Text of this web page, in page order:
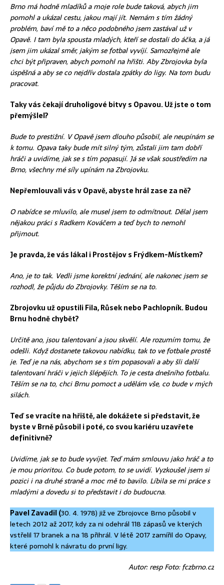
Brno má hodně mladíků a moje role bude taková, abych jim
pomohl a ukázal cestu, jakou mají jít. Nemám s tím žádný
problém, baví mě to a něco podobného jsem zastával už v
Opavě. I tam byla spousta mladých, kteří se dostali do áčka, a já
jsem jim ukázal směr, jakým se fotbal vyvíjí. Samozřejmě ale
chci být připraven, abych pomohl na hřišti. Aby Zbrojovka byla
úspěšná a aby se co nejdřív dostala zpátky do ligy. Na tom budu
pracovat.
Taky vás čekají druholigové bitvy s Opavou. Už jste o tom
přemýšlel?
Bude to prestižní. V Opavě jsem dlouho působil, ale neupínám se
k tomu. Opava taky bude mít silný tým, zůstali jim tam dobří
hráči a uvidíme, jak se s tím popasují. Já se však soustředím na
Brno, všechny mé síly upínám na Zbrojovku.
Nepřemlouvali vás v Opavě, abyste hrál zase za ně?
O nabídce se mluvilo, ale musel jsem to odmítnout. Dělal jsem
nějakou práci s Radkem Kováčem a teď bych to nemohl
přijmout.
Je pravda, že vás lákal i Prostějov s Frýdkem-Místkem?
Ano, je to tak. Vedli jsme korektní jednání, ale nakonec jsem se
rozhodl, že půjdu do Zbrojovky. Těším se na to.
Zbrojovku už opustili Fila,Růseknebo Pachlopník. Budou
Brnu hodně chybět?
Určitě ano, jsou talentovaní a jsou skvělí. Ale rozumím tomu, že
odešli. Když dostanete takovou nabídku, tak to ve fotbale prostě
je. Teď je na nás, abychom se s tím popasovali a aby šli další
talentovaní hráči v jejich šlépějích. To je cesta dnešního fotbalu.
Těším se na to, chci Brnu pomoct a udělám vše, co bude v mých
silách.
Teď se vracíte na hřiště, ale dokážete si představit, že
byste v Brně působil i poté, co svou kariéru uzavřete
definitivně?
Uvidíme, jak se to bude vyvíjet. Teď mám smlouvu jako hráč a to
je mou prioritou. Co bude potom, to se uvidí. Vyzkoušel jsem si
pozici i na druhé straně a moc mě to bavilo. Líbila se mi práce s
mladými a dovedu si to představit i do budoucna.
Pavel Zavadil (30. 4. 1978) již ve Zbrojovce Brno působil v
letech 2012 až 2017, kdy za ni odehrál 118 zápasů ve kterých
vstřelil 17 branek a na 18 přihrál. V létě 2017 zamířil do Opavy,
které pomohl k návratu do první ligy.
Autor: resp Foto: fczbrno.cz